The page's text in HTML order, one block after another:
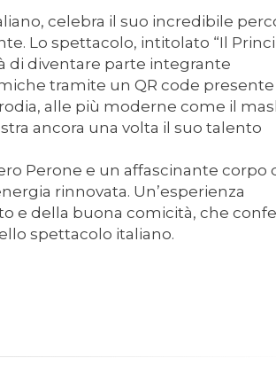
celebra il suo incredibile
Lo spettacolo, intitolato “Il
di diventare parte integrante
tramite un QR code presente
alle più moderne come il
ancora una volta il suo talento
Perone e un affascinante corpo
rinnovata. Un’esperienza
e della buona comicità, che
spettacolo italiano.